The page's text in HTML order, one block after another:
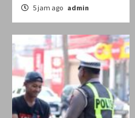
5 jam ago admin